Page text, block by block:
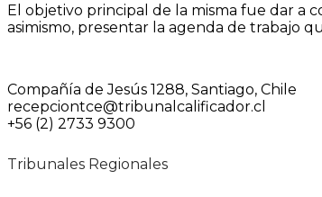
El objetivo principal de la misma fue dar a
asimismo, presentar la agenda de trabajo
Compañía de Jesús 1288, Santiago, Chile
recepciontce@tribunalcalificador.cl
+56 (2) 2733 9300
Tribunales Regionales